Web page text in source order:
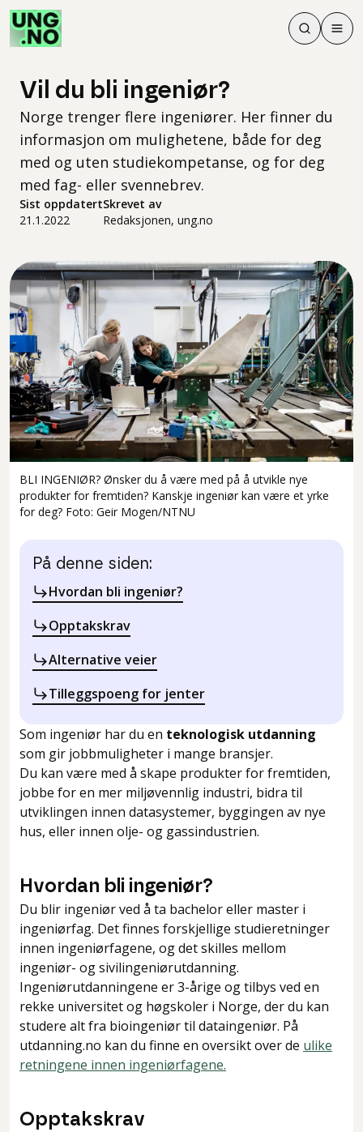
Søk
Søk
Meny
Vil du bli ingeniør?
Norge trenger flere ingeniører. Her finner du
informasjon om mulighetene, både for deg
med og uten studiekompetanse, og for deg
med fag- eller svennebrev.
Sist oppdatert
21.1.2022
Skrevet av
Redaksjonen, ung.no
BLI INGENIØR? Ønsker du å være med på å utvikle nye
produkter for fremtiden? Kanskje ingeniør kan være et yrke
for deg? Foto: Geir Mogen/NTNU
På denne siden:
Hvordan bli ingeniør?
Opptakskrav
Alternative veier
Tilleggspoeng for jenter
Som ingeniør har du en teknologisk utdanning
som gir jobbmuligheter i mange bransjer.
Du kan være med å skape produkter for fremtiden,
jobbe for en mer miljøvennlig industri, bidra til
utviklingen innen datasystemer, byggingen av nye
hus, eller innen olje- og gassindustrien.
Hvordan bli ingeniør?
Du blir ingeniør ved å ta bachelor eller master i
ingeniørfag. Det finnes forskjellige studieretninger
innen ingeniørfagene, og det skilles mellom
ingeniør- og sivilingeniørutdanning.
Ingeniørutdanningene er 3-årige og tilbys ved en
rekke universitet og høgskoler i Norge, der du kan
studere alt fra bioingeniør til dataingeniør. På
utdanning.no kan du finne en oversikt over de ulike
retningene innen ingeniørfagene.
Opptakskrav